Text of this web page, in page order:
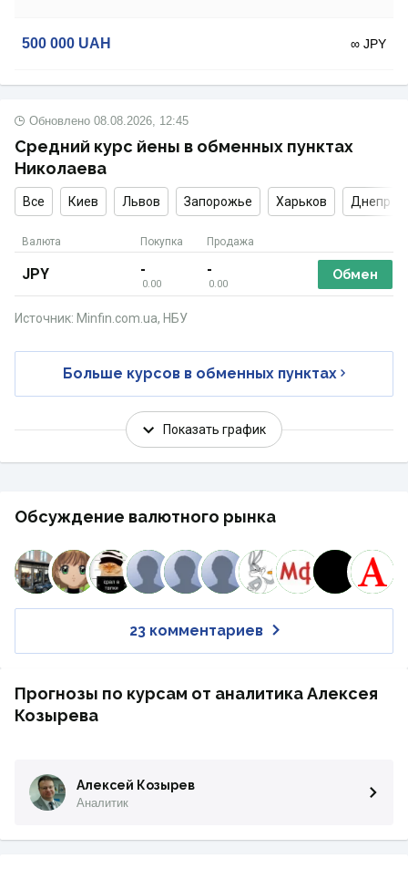
500 000 UAH ∞ JPY
Средний курс йены в обменных пунктах
Николаева
Обновлено 08.08.2026, 12:45
Все Киев Львов Запорожье Харьков Днепр
Валюта Покупка Продажа
JPY -
0.00
-
0.00
Обмен
Больше курсов в обменных пунктах
Источник: Minfin.com.ua, НБУ
Показать график
Обсуждение валютного рынка
23 комментариев
Прогнозы по курсам от аналитика Алексея
Козырева
Алексей Козырев
Аналитик